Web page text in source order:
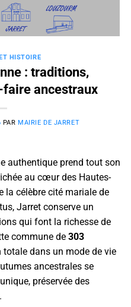
HISTOIRE
: traditions,
faire ancestraux
PAR MAIRIE DE JARRET
authentique prend tout son
au cœur des Hautes-
la célèbre cité mariale de
Jarret conserve un
qui font la richesse de
commune de 303
dans un mode de vie
ancestrales se
préservée des